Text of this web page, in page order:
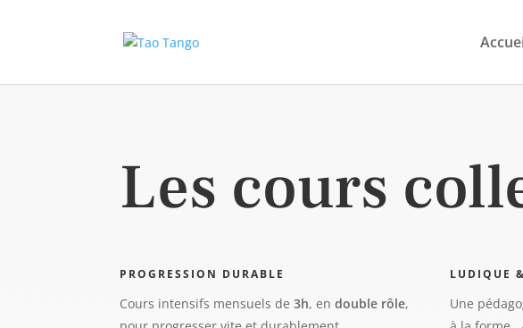
Les cours
PROGRESSION DURABLE
Cours intensifs mensuels de3h, endouble rôle,
LUDIQUE
Une